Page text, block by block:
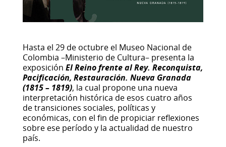
Hasta el 29 de octubre el Museo Nacional de
Colombia –Ministerio de Cultura– presenta la
exposición El Reino frente al Rey. Reconquista,
Pacificación, Restauración. Nueva Granada
(1815 – 1819), la cual propone una nueva
interpretación histórica de esos cuatro años
de transiciones sociales, políticas y
económicas, con el fin de propiciar reflexiones
sobre ese período y la actualidad de nuestro
país.